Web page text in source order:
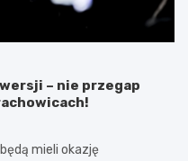
– nie przegap
mieli okazję